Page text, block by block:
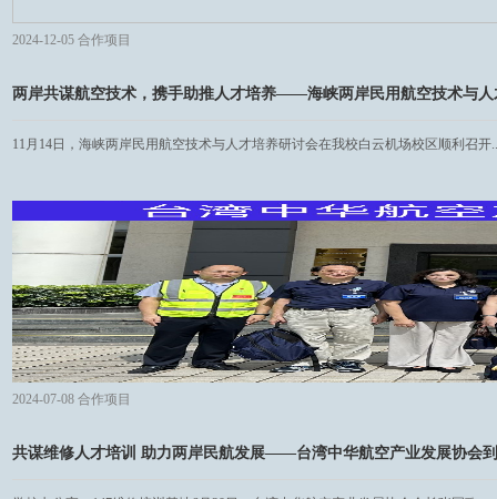
2024-12-05 合作项目
两岸共谋航空技术，携手助推人才培养——海峡两岸民用航空技术与人
11月14日，海峡两岸民用航空技术与人才培养研讨会在我校白云机场校区顺利召开
2024-07-08 合作项目
共谋维修人才培训 助力两岸民航发展——台湾中华航空产业发展协会